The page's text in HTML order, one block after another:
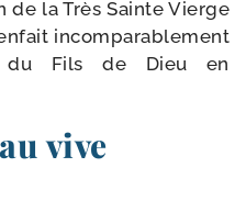
de la Très Sainte Vierge
incom­pa­ra­ble­ment
du Fils de Dieu en
vive